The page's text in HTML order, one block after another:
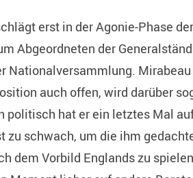
erst in der Agonie-Phase
Abgeordneten der
Nationalversammlung.
auch offen, wird darüber
politisch hat er ein letztes Mal
zu schwach, um die ihm
dem Vorbild Englands zu